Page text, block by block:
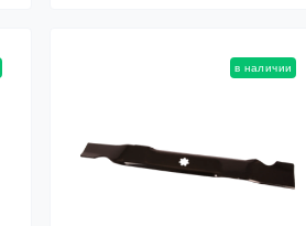
в наличии